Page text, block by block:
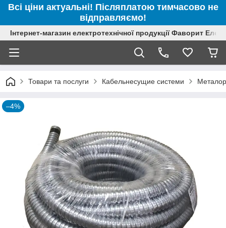
Всі ціни актуальні! Післяплатою тимчасово не
відправляємо!
Інтернет-магазин електротехнічної продукції Фаворит
Товари та послуги Кабельнесущие системи
–4%